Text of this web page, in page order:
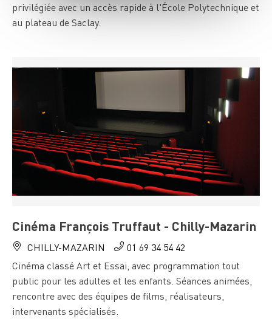
privilégiée avec un accès rapide à l'École Polytechnique et
au plateau de Saclay.
Cinéma François Truffaut - Chilly-Mazarin
CHILLY-MAZARIN
01 69 34 54 42
Cinéma classé Art et Essai, avec programmation tout
public pour les adultes et les enfants. Séances animées,
rencontre avec des équipes de films, réalisateurs,
intervenants spécialisés.